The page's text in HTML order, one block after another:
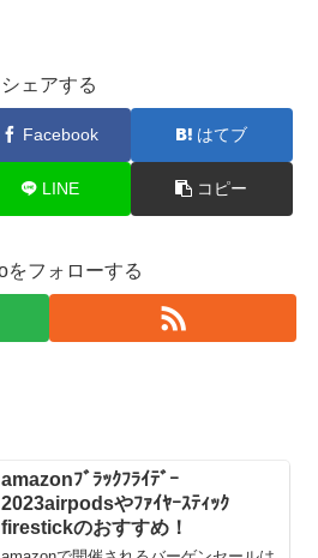
シェアする
Facebook はてブ
LINE コピー
をフォローする
amazonﾌﾞﾗｯｸﾌﾗｲﾃﾞｰ
2023airpodsやﾌｧｲﾔｰｽﾃｨｯｸ
firestickのおすすめ！